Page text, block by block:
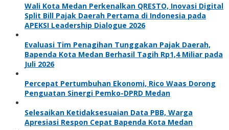
Wali Kota Medan Perkenalkan QRESTO, Inovasi Digital
Split Bill Pajak Daerah Pertama di Indonesia pada
APEKSI Leadership Dialogue 2026
Evaluasi Tim Penagihan Tunggakan Pajak Daerah,
Bapenda Kota Medan Berhasil Tagih Rp1,4 Miliar pada
Juli 2026
Percepat Pertumbuhan Ekonomi, Rico Waas Dorong
Penguatan Sinergi Pemko-DPRD Medan
Selesaikan Ketidaksesuaian Data PBB, Warga
Apresiasi Respon Cepat Bapenda Kota Medan